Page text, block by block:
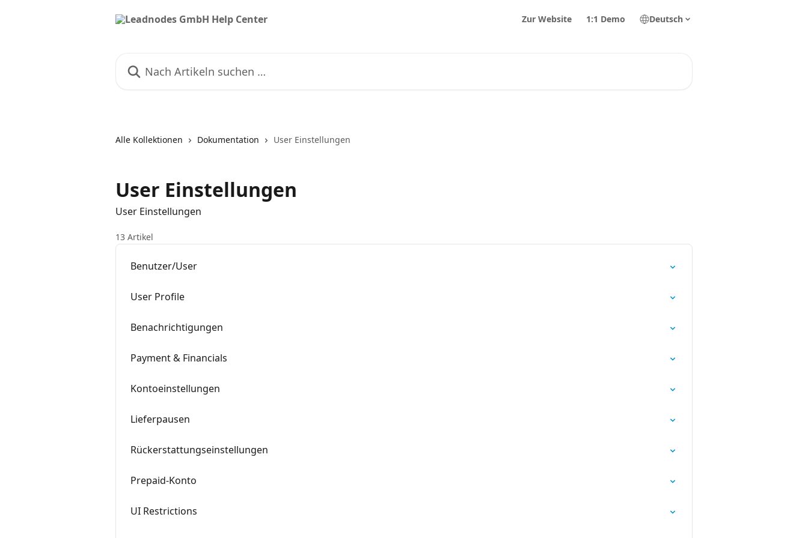
Zur Website 1:1 Demo Deutsch
Alle Kollektionen Dokumentation User Einstellungen
User Einstellungen
User Einstellungen
13 Artikel
Benutzer/User
User Profile
Benachrichtigungen
Payment & Financials
Kontoeinstellungen
Lieferpausen
Rückerstattungseinstellungen
Prepaid-Konto
UI Restrictions